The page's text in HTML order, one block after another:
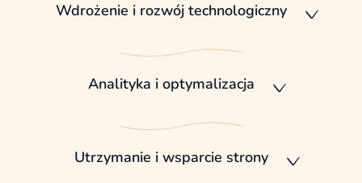
Wdrożenie i rozwój technologiczny
Analityka i optymalizacja
Utrzymanie i wsparcie strony